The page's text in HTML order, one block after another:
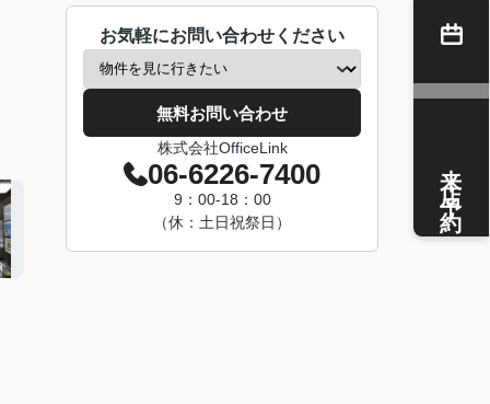
お気軽にお問い合わせください
無料お問い合わせ
株式会社OfficeLink
06-6226-7400
9：00-18：00
（休：土日祝祭日）
来店予約